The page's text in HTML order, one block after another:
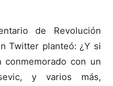
de Revolución
Twitter planteó: ¿Y si
con un
y varios más,